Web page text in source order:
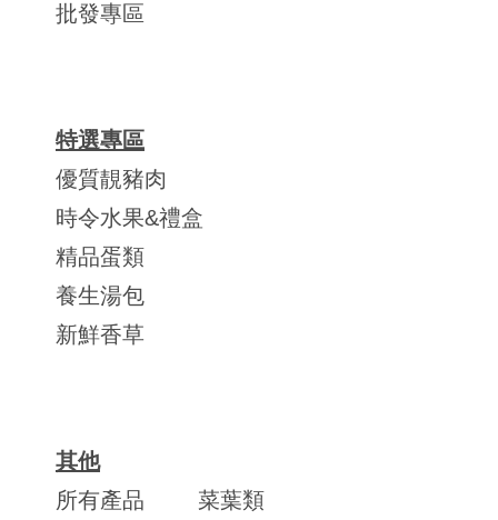
批發專區
特選專區
優質靚豬肉
時令水果&禮盒
精品蛋類
養生湯包
新鮮香草
其他
所有產品
菜葉類